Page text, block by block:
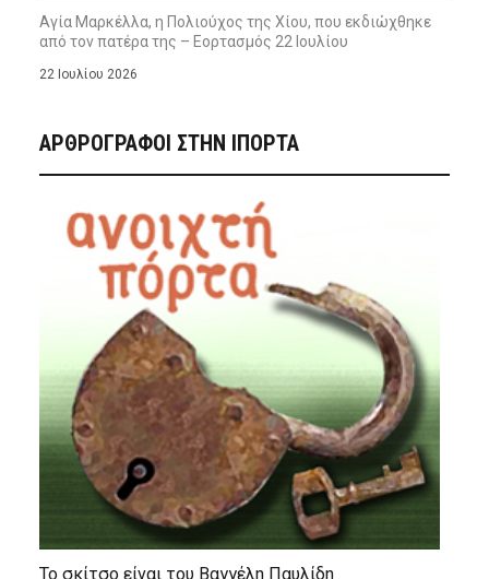
Αγία Μαρκέλλα, η Πολιούχος της Χίου, που εκδιώχθηκε
από τον πατέρα της – Εορτασμός 22 Ιουλίου
22 Ιουλίου 2026
ΑΡΘΡΟΓΡΑΦΟΙ ΣΤΗΝ IΠΟΡΤΑ
Το σκίτσο είναι του Βαγγέλη Παυλίδη